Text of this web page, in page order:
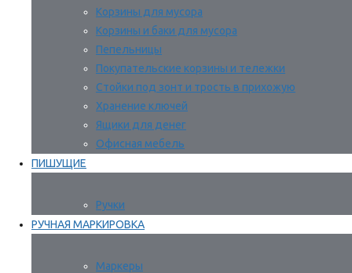
Корзины для мусора
Корзины и баки для мусора
Пепельницы
Покупательские корзины и тележки
Стойки под зонт и трость в прихожую
Хранение ключей
Ящики для денег
Офисная мебель
ПИШУЩИЕ
Ручки
РУЧНАЯ МАРКИРОВКА
Маркеры